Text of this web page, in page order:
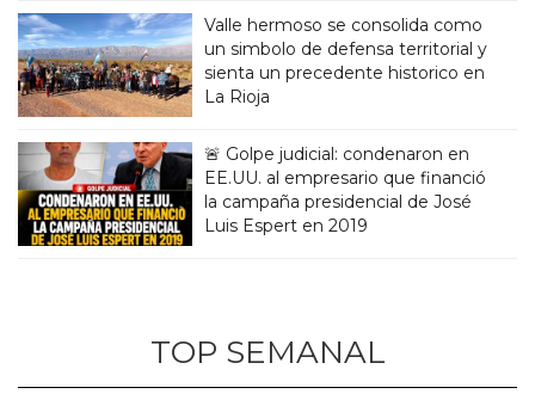
Valle hermoso se consolida como
un simbolo de defensa territorial y
sienta un precedente historico en
La Rioja
🚨 Golpe judicial: condenaron en
EE.UU. al empresario que financió
la campaña presidencial de José
Luis Espert en 2019
TOP SEMANAL